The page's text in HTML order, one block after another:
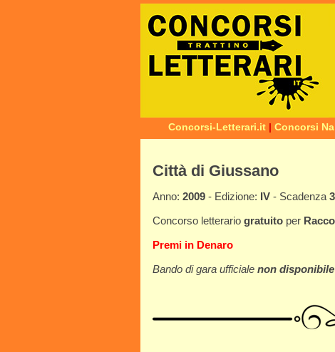
Concorsi-Letterari.it | Concorsi
Città di Giussano
Anno: 2009 - Edizione: IV - Scadenza
Concorso letterario gratuito per
Premi in Denaro
Bando di gara ufficiale non disponibile